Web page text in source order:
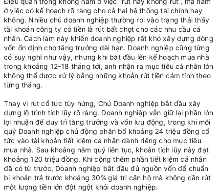
ở việc có kế hoạch rõ ràng cho cả hai hệ thống tài chính hay
không. Nhiều chủ doanh nghiệp thường rơi vào trạng thái thấy
tài khoản công ty có tiền là rút bất chợt cho các nhu cầu cá
nhân. Cách làm này khiến doanh nghiệp rất khó xây dựng dòng
vốn ổn định cho tăng trưởng dài hạn. Doanh nghiệp cũng từng
có suy nghĩ như vậy, nhưng khi bắt đầu lên kế hoạch mua nhà
trong khoảng 12–18 tháng tới, anh nhận ra mục tiêu cá nhân lớn
không thể được xử lý bằng những khoản rút tiền cảm tính theo
từng tháng.
Thay vì rút cổ tức tùy hứng, Chủ Doanh nghiệp bắt đầu xây
dựng lộ trình tích lũy rõ ràng. Doanh nghiệp vẫn giữ lại phần lớn
lợi nhuận để duy trì tăng trưởng và vốn lưu động, trong khi mỗi
quý Doanh nghiệp chủ động phân bổ khoảng 24 triệu đồng cổ
tức vào tài khoản tiết kiệm cá nhân dành riêng cho mục tiêu
mua nhà. Sau khoảng năm quý liên tục, khoản tích lũy này đạt
khoảng 120 triệu đồng. Khi cộng thêm phần tiết kiệm cá nhân
đã có từ trước, Doanh nghiệp bắt đầu đủ nguồn vốn để chuẩn
bị khoản trả trước khoảng 30% giá trị căn hộ mà không cần rút
một lượng tiền lớn đột ngột khỏi doanh nghiệp.